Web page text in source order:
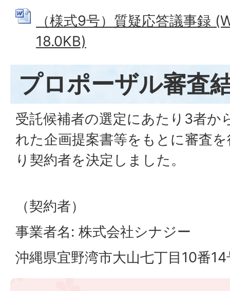
（様式9号）質疑応答議事録
18.0KB)
プロポーザル審査
受託候補者の選定にあたり3者か
れた企画提案書等をもとに審査
り契約者を決定しました。
（契約者）
事業者名: 株式会社シナジー
沖縄県宜野湾市大山七丁目10番